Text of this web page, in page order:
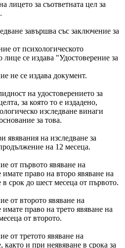
лицето за съответната цел за
завършва със заключение за
от психологическото
лице се издава "Удостоверение за
не се издава документ.
на удостоверението за
за която то е издадено,
изследване винаги
за това.
явявания на изследване за
на 12 месеца.
от първото явяване на
имате право на второ явяване на
в срок до шест месеца от първото.
от второто явяване на
право на трето явяване на
от второто.
от третото явяване на
както и при неявяване в срока за